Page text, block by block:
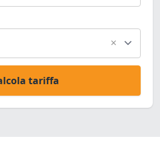
×
tariffa